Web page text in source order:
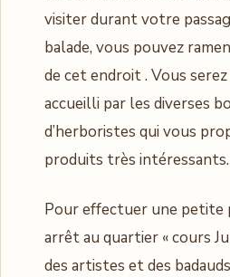
visiter durant votre
balade, vous pouvez
de cet endroit . Vous
accueilli par les diverses
d’herboristes qui vous
produits très intéressants.
Pour effectuer une petite
arrêt au quartier « cours
des artistes et des